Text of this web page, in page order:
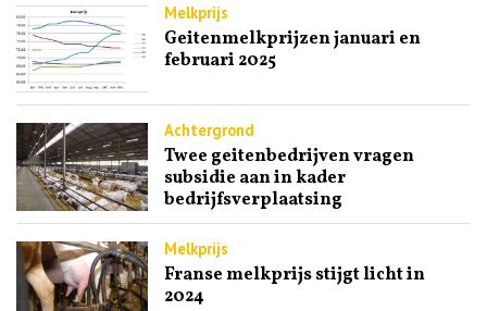
Melkprijs
Geitenmelkprijzen januari en
februari 2025
Achtergrond
Twee geitenbedrijven vragen
subsidie aan in kader
bedrijfsverplaatsing
Melkprijs
Franse melkprijs stijgt licht in
2024